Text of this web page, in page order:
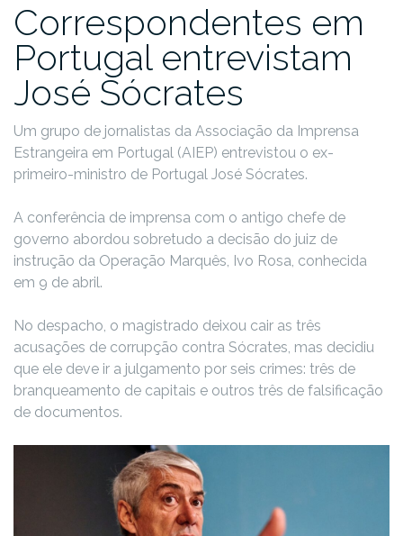
Correspondentes em
Portugal entrevistam
José Sócrates
Um grupo de jornalistas da Associação da Imprensa
Estrangeira em Portugal (AIEP) entrevistou o ex-
primeiro-ministro de Portugal José Sócrates.
A conferência de imprensa com o antigo chefe de
governo abordou sobretudo a decisão do juiz de
instrução da Operação Marquês, Ivo Rosa, conhecida
em 9 de abril.
No despacho, o magistrado deixou cair as três
acusações de corrupção contra Sócrates, mas decidiu
que ele deve ir a julgamento por seis crimes: três de
branqueamento de capitais e outros três de falsificação
de documentos.